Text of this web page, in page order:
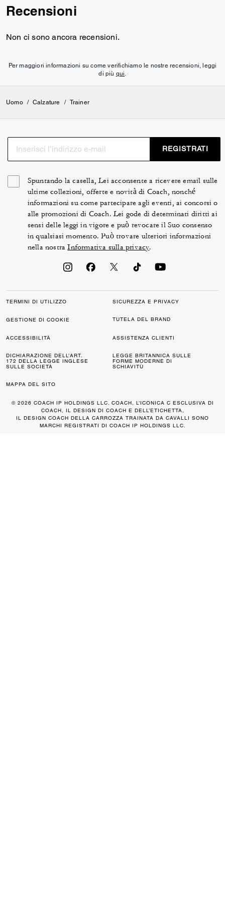
profuso nel contribuire a ridurre
Recensioni
Non ci sono ancora recensioni.
Per maggiori informazioni su come verifichiamo le nostre recensioni, leggi
di più qui
Uomo / Calzature / Trainer
REGISTRATI
Spuntando la casella, Lei acconsente a ricevere email sulle
ultime collezioni, offerte e novità di Coach, nonché
informazioni su come partecipare agli eventi, ai concorsi o
alle promozioni di Coach. Lei gode di determinati diritti ai
sensi delle leggi in vigore e può revocare il Suo consenso
in qualsiasi momento. Può trovare ulteriori informazioni
nella nostraInformativa sulla privacy.
TERMINI DI UTILIZZO SICUREZZA E PRIVACY
GESTIONE DI COOKIE TUTELA DEL BRAND
ACCESSIBILITÀ ASSISTENZA CLIENTI
DICHIARAZIONE DELL’ART.
172 DELLA LEGGE INGLESE
SULLE SOCIETÀ
LEGGE BRITANNICA SULLE
FORME MODERNE DI
SCHIAVITÙ
MAPPA DEL SITO
© 2026 COACH IP HOLDINGS LLC. COACH, L’ICONICA C ESCLUSIVA DI
COACH, IL DESIGN DI COACH E DELL’ETICHETTA,
IL DESIGN COACH DELLA CARROZZA TRAINATA DA CAVALLI SONO
MARCHI REGISTRATI DI COACH IP HOLDINGS LLC.